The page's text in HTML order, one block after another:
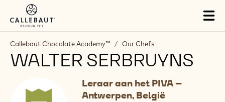
Skip to main content
Callebaut Chocolate Academy™ / Our Chefs
WALTER SERBRUYNS
Leraar aan het PIVA –
Antwerpen, België